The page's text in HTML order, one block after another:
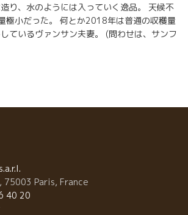
り、水のようには入っていく逸品。 天候不
極小だった。 何とか2018年は普通の収穫量
ているヴァンサン夫妻。 (問わせは、サンフ
75003 Paris, France
40 20